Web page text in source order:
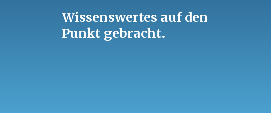
Wissenswertes auf den
Punkt gebracht.